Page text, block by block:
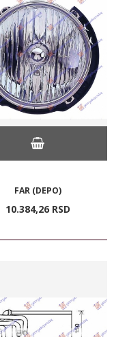
FAR (DEPO)
10.384,26 RSD